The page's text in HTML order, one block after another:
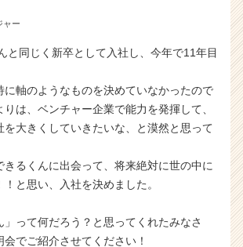
ャー
と同じく新卒として入社し、今年で11年目
に軸のようなものを決めていなかったので
は、ベンチャー企業で能力を発揮して、
を大きくしていきたいな、と漠然と思って
きるくんに出会って、将来絶対に世の中に
と思い、入社を決めました。
」って何だろう？と思ってくれたみなさ
でご紹介させてください！